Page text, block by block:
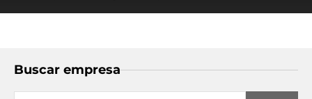
Buscar empresa